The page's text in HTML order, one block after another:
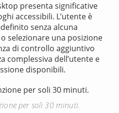
presenta significative
accessibili. L’utente è
senza alcuna
selezionare una posizione
di controllo aggiuntivo
complessiva dell’utente e
disponibili.
per soli 30 minuti.